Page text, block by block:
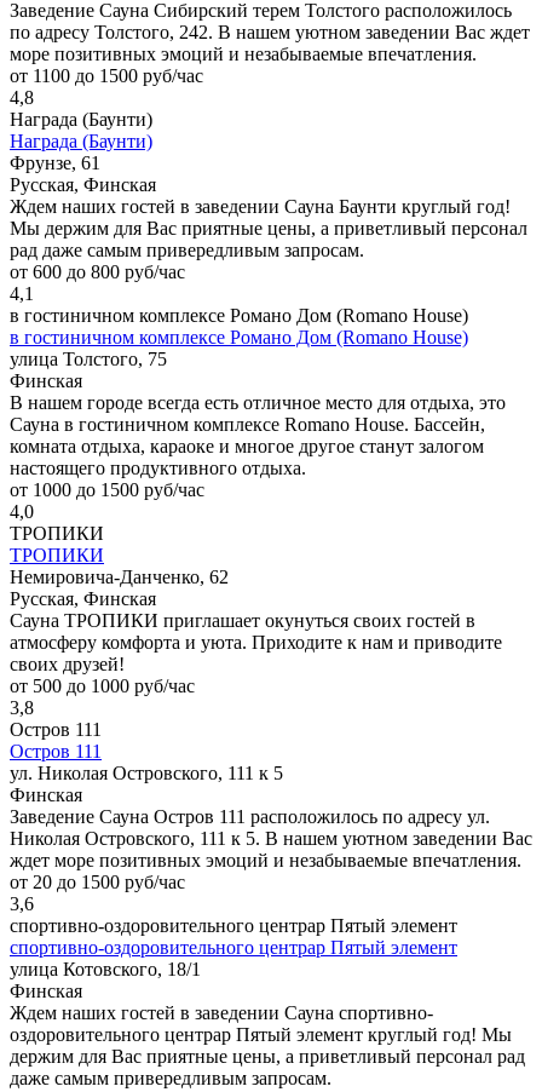
Заведение Сауна Сибирский терем Толстого расположилось
по адресу Толстого, 242. В нашем уютном заведении Вас ждет
море позитивных эмоций и незабываемые впечатления.
от 1100 до 1500 руб/час
4,8
Награда (Баунти)
Награда (Баунти)
Фрунзе, 61
Русская, Финская
Ждем наших гостей в заведении Сауна Баунти круглый год!
Мы держим для Вас приятные цены, а приветливый персонал
рад даже самым привередливым запросам.
от 600 до 800 руб/час
4,1
в гостиничном комплексе Романо Дом (Romano House)
в гостиничном комплексе Романо Дом (Romano House)
улица Толстого, 75
Финская
В нашем городе всегда есть отличное место для отдыха, это
Сауна в гостиничном комплексе Romano House. Бассейн,
комната отдыха, караоке и многое другое станут залогом
настоящего продуктивного отдыха.
от 1000 до 1500 руб/час
4,0
ТРОПИКИ
ТРОПИКИ
Немировича-Данченко, 62
Русская, Финская
Сауна ТРОПИКИ приглашает окунуться своих гостей в
атмосферу комфорта и уюта. Приходите к нам и приводите
своих друзей!
от 500 до 1000 руб/час
3,8
Остров 111
Остров 111
ул. Николая Островского, 111 к 5
Финская
Заведение Сауна Остров 111 расположилось по адресу ул.
Николая Островского, 111 к 5. В нашем уютном заведении Вас
ждет море позитивных эмоций и незабываемые впечатления.
от 20 до 1500 руб/час
3,6
спортивно-оздоровительного центрар Пятый элемент
спортивно-оздоровительного центрар Пятый элемент
улица Котовского, 18/1
Финская
Ждем наших гостей в заведении Сауна спортивно-
оздоровительного центрар Пятый элемент круглый год! Мы
держим для Вас приятные цены, а приветливый персонал рад
даже самым привередливым запросам.